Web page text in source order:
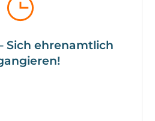
Sich ehrenamtlich
Möglichkeiten zu
erfahrst du hier ...